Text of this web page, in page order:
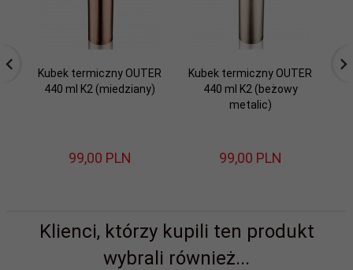
Kubek termiczny OUTER
440 ml K2 (miedziany)
99,00 PLN
Kubek termiczny OUTER
440 ml K2 (beżowy
metalic)
99,00 PLN
Klienci, którzy kupili ten produkt
wybrali również...